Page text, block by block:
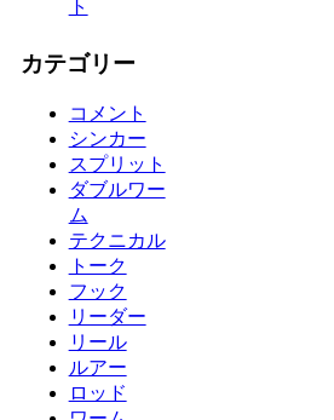
ト
カテゴリー
コメント
シンカー
スプリット
ダブルワー
ム
テクニカル
トーク
フック
リーダー
リール
ルアー
ロッド